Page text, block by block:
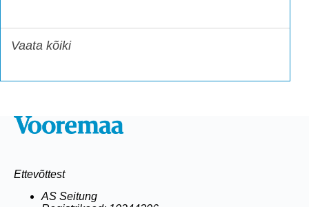
Vaata kõiki
Ettevõttest
AS Seitung